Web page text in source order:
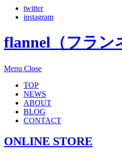
twitter
instagram
flannel（フラン
Menu Close
TOP
NEWS
ABOUT
BLOG
CONTACT
ONLINE STORE